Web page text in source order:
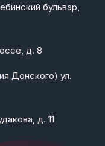
бульвар,
д. 8
Донского) ул.
д. 11